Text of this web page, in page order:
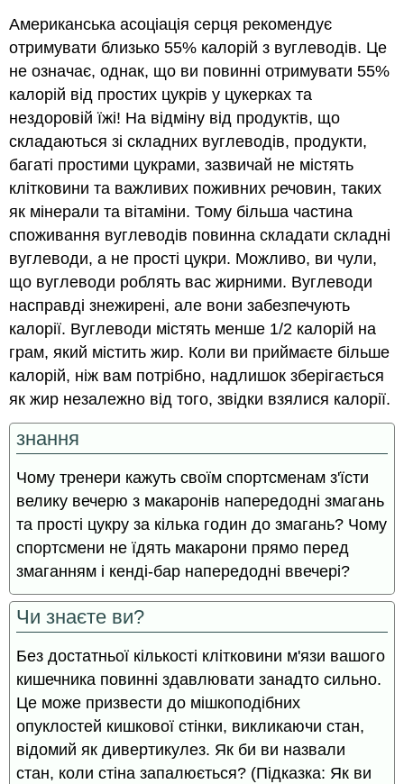
Американська асоціація серця рекомендує
отримувати близько 55% калорій з вуглеводів. Це
не означає, однак, що ви повинні отримувати 55%
калорій від простих цукрів у цукерках та
нездоровій їжі! На відміну від продуктів, що
складаються зі складних вуглеводів, продукти,
багаті простими цукрами, зазвичай не містять
клітковини та важливих поживних речовин, таких
як мінерали та вітаміни. Тому більша частина
споживання вуглеводів повинна складати складні
вуглеводи, а не прості цукри. Можливо, ви чули,
що вуглеводи роблять вас жирними. Вуглеводи
насправді знежирені, але вони забезпечують
калорії. Вуглеводи містять менше 1/2 калорій на
грам, який містить жир. Коли ви приймаєте більше
калорій, ніж вам потрібно, надлишок зберігається
як жир незалежно від того, звідки взялися калорії.
знання
Чому тренери кажуть своїм спортсменам з'їсти
велику вечерю з макаронів напередодні змагань
та прості цукру за кілька годин до змагань? Чому
спортсмени не їдять макарони прямо перед
змаганням і кенді-бар напередодні ввечері?
Чи знаєте ви?
Без достатньої кількості клітковини м'язи вашого
кишечника повинні здавлювати занадто сильно.
Це може призвести до мішкоподібних
опуклостей кишкової стінки, викликаючи стан,
відомий як дивертикулез. Як би ви назвали
стан, коли стіна запалюється? (Підказка: Як ви